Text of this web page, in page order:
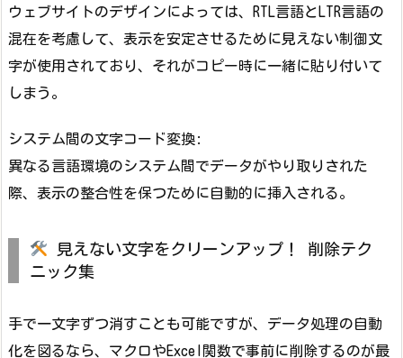
ウェブサイトのデザインによっては、RTL言語とLTR言語の
混在を考慮して、表示を安定させるために見えない制御文
字が使用されており、それがコピー時に一緒に貼り付いて
しまう。
システム間の文字コード変換:
異なる言語環境のシステム間でデータがやり取りされた
際、表示の整合性を保つために自動的に挿入される。
見えない文字をクリーンアップ！ 削除テク
ニック集
手で一文字ずつ消すことも可能ですが、データ処理の自動
化を図るなら、マクロやExcel関数で事前に削除するのが最